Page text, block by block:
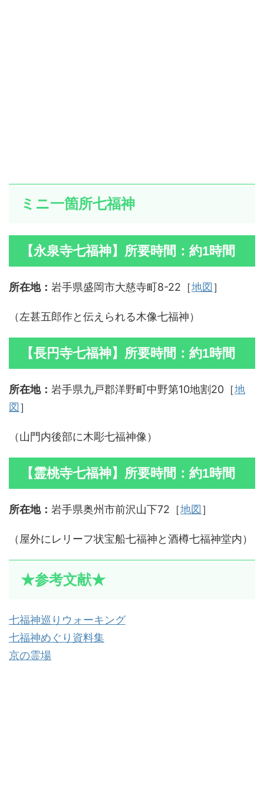
ミニ一箇所七福神
【永泉寺七福神】所要時間：約1時間
所在地： 岩手県盛岡市大慈寺町8-22［地図 ］
（左甚五郎作と伝えられる木像七福神）
【長円寺七福神】所要時間：約1時間
所在地： 岩手県九戸郡洋野町中野第10地割20［地
図 ］
（山門内後部に木彫七福神像）
【霊桃寺七福神】所要時間：約1時間
所在地： 岩手県奥州市前沢山下72［地図 ］
（屋外にレリーフ状宝船七福神と酒樽七福神堂内）
★参考文献★
七福神巡りウォーキング
七福神めぐり資料集
京の霊場